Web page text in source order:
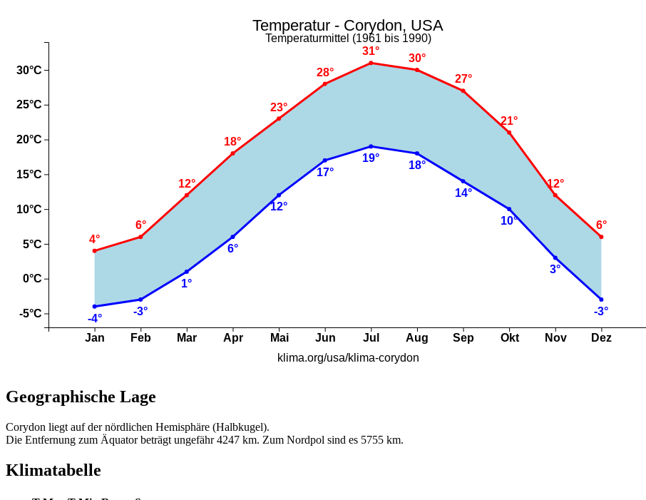
Geographische Lage
Corydon liegt auf der nördlichen Hemisphäre (Halbkugel).
Die Entfernung zum Äquator beträgt ungefähr 4247 km. Zum Nordpol sind es 5755 km.
Klimatabelle